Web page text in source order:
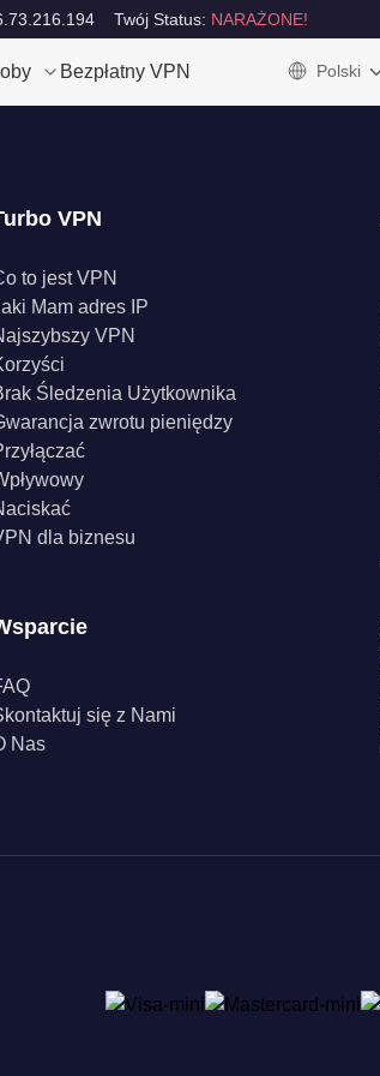
Twój Status: NARAŻONE!
Bezpłatny VPN Polski
VPN
to jest VPN
Mam adres IP
VPN
Śledzenia Użytkownika
zwrotu pieniędzy
dla biznesu
się z Nami
Nas